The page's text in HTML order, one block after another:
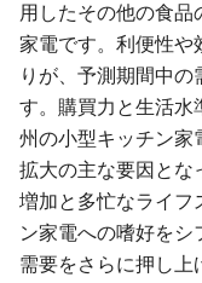
用したその他の食
家電です。利便性や
りが、予測期間中の
す。購買力と生活水
州の小型キッチン家
拡大の主な要因とな
増加と多忙なライフ
ン家電への嗜好を
需要をさらに押し上